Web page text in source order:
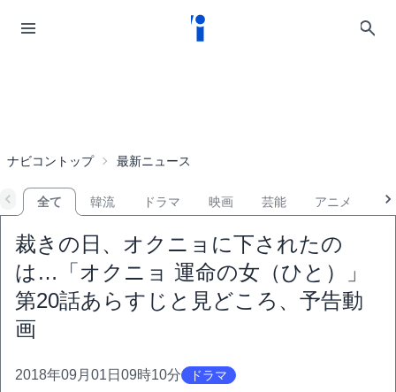
ナビコントップ 最新ニュース
全て 韓流 ドラマ 映画 芸能 アニメ
裁きの日、オクニョに下されたの
は…「オクニョ 運命の女（ひと）」
第20話あらすじと見どころ、予告動
画
2018年09月01日09時10分 ドラマ